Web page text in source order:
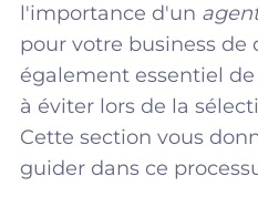
l'importance d'un
pour votre business de
également essentiel
à éviter lors de la
Cette section vous
guider dans ce